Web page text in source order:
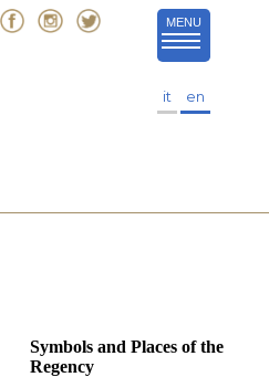
MENU
it en
Symbols and Places of the
Regency